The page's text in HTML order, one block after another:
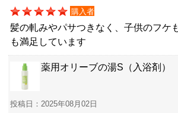
購入者
髪の軋みやパサつきなく、子供のフ
も満足しています
薬用オリーブの湯S（入浴剤）
投稿日：2025年08月02日